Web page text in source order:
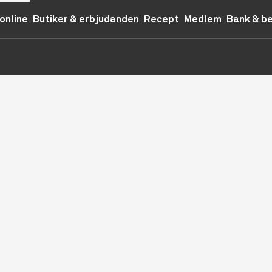
Butiker & erbjudanden Recept Medlem Bank &